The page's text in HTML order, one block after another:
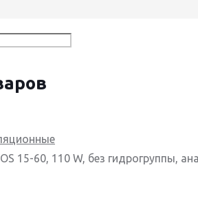
15-60, 110 W, без гидрогруппы,